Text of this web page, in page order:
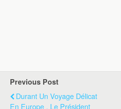
Previous Post
Durant Un Voyage Délicat
En Europe , Le Président